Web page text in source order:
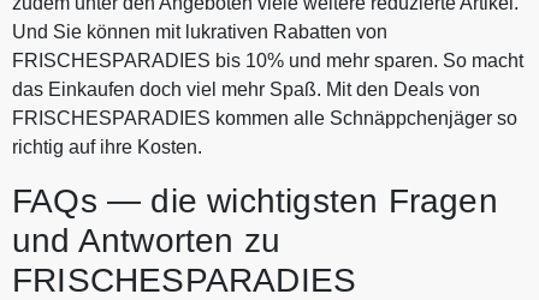
Und Sie können mit lukrativen Rabatten von
FRISCHESPARADIES bis 10% und mehr sparen. So macht
das Einkaufen doch viel mehr Spaß. Mit den Deals von
FRISCHESPARADIES kommen alle Schnäppchenjäger so
richtig auf ihre Kosten.
FAQs — die wichtigsten Fragen
und Antworten zu
FRISCHESPARADIES